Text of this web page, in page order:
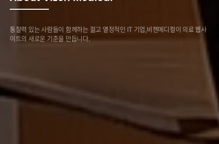
통찰력 있는 사람들이 함께하는 젊고 열정적인 IT 기업, 비젠메디컬이 의료 웹사
이트의 새로운 기준을 만듭니다.